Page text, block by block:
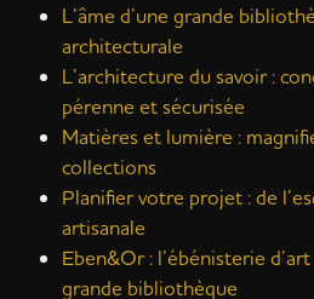
L’âme d’une grande
architecturale
L’architecture du savoir :
pérenne et sécurisée
Matières et lumière :
collections
Planifier votre projet : de
artisanale
Eben&Or : l’ébénisterie
grande bibliothèque